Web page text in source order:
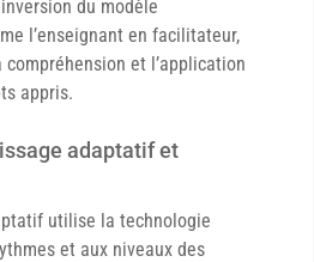
du modèle
l’enseignant en facilitateur,
et l’application
appris.
adaptatif et
utilise la technologie
et aux niveaux des